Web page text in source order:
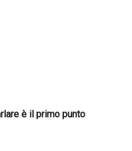
è il primo punto